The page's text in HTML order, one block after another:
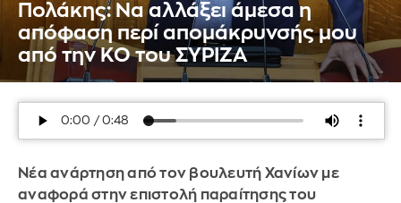
Πολάκης: Να αλλάξει άμεσα η
απόφαση περί απομάκρυνσής μου
από την ΚΟ του ΣΥΡΙΖΑ
Νέα ανάρτηση από τον βουλευτή Χανίων με
αναφορά στην επιστολή παραίτησης του